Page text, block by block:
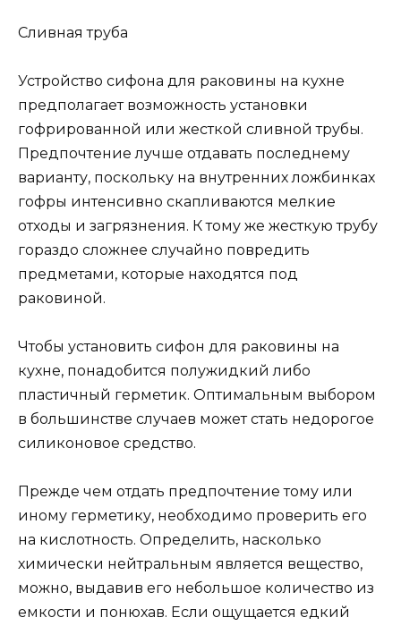
Сливная труба
Устройство сифона для раковины на кухне
предполагает возможность установки
гофрированной или жесткой сливной трубы.
Предпочтение лучше отдавать последнему
варианту, поскольку на внутренних ложбинках
гофры интенсивно скапливаются мелкие
отходы и загрязнения. К тому же жесткую трубу
гораздо сложнее случайно повредить
предметами, которые находятся под
раковиной.
Чтобы установить сифон для раковины на
кухне, понадобится полужидкий либо
пластичный герметик. Оптимальным выбором
в большинстве случаев может стать недорогое
силиконовое средство.
Прежде чем отдать предпочтение тому или
иному герметику, необходимо проверить его
на кислотность. Определить, насколько
химически нейтральным является вещество,
можно, выдавив его небольшое количество из
емкости и понюхав. Если ощущается едкий